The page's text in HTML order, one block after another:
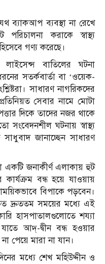
ব্যাকআপ ব্যবস্থা না রেখে
করাকে স্বাস্থ্য
গণ্য করেছে।
বাতিলের ঘটনা
সতর্কবার্তা বা ‘ওয়েক-
সাধারণ নাগরিকদের
সেবার নামে মোটা
দিকে তাদের নজর থাকে
ঘটনায় স্বাস্থ্য
জানাচ্ছেন সাধারণ
জনাকীর্ণ এলাকায় হুট
বন্ধ হয়ে যাওয়ায়
বিপাকে পড়বেন।
দ্রুততম সময়ের মধ্যে এই
হাসপাতালগুলোতে শয্যা
আদ্-দ্বীন বন্ধ হওয়ার
পেয়ে মারা না যান।
মধ্যে শেখ মহিউদ্দীন ও